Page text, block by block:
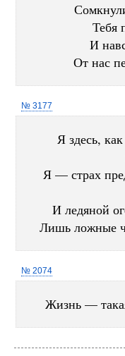
Тебя
И
От нас
№ 3177
Я здесь,
Я — страх
И ледяной
Лишь ложные
№ 2074
Жизнь —